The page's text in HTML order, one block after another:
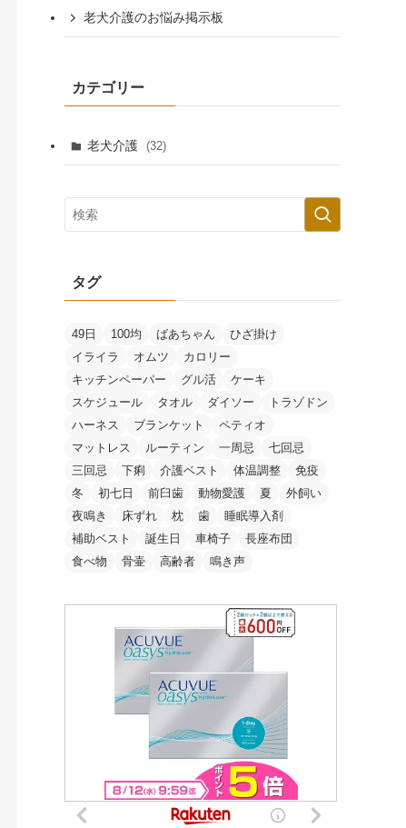
老犬介護のお悩み掲示板
カテゴリー
老犬介護 (32)
タグ
49日 100均 ばあちゃん
ひざ掛け
イライラ
オムツ
カロリー
キッチンペーパー
グル活
ケーキ
スケジュール
タオル ダイソー
トラゾドン
ハーネス
ブランケット
ペティオ
マットレス
ルーティン 一周忌
七回忌
三回忌
下痢 介護ベスト 体温調整
免疫
冬
初七日 前臼歯 動物愛護 夏
外飼い
夜鳴き
床ずれ 枕 歯
睡眠導入剤
補助ベスト
誕生日 車椅子
長座布団
食べ物
骨壷 高齢者 鳴き声